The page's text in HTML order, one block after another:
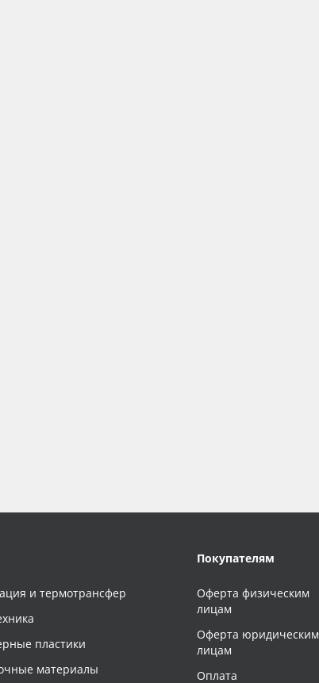
и термотрансфер
пластики
материалы
Покупателям
Оферта физическим
лицам
Оферта юридическим
лицам
Оплата